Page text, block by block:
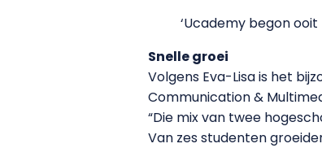
‘Ucademy begon
Snelle groei
Volgens Eva-Lisa is het
Communication &
“Die mix van twee
Van zes studenten